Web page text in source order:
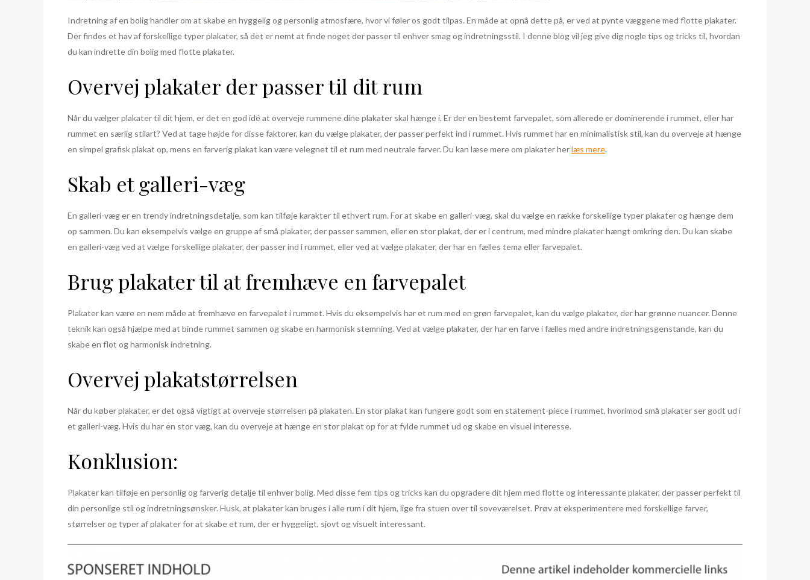
Indretning af en bolig handler om at skabe en hyggelig og personlig atmosfære, hvor vi føler os godt tilpas. En måde at opnå dette på, er ved at pynte væggene med flotte plakater.
Der findes et hav af forskellige typer plakater, så det er nemt at finde noget der passer til enhver smag og indretningsstil. I denne blog vil jeg give dig nogle tips og tricks til, hvordan
du kan indrette din bolig med flotte plakater.
Overvej plakater der passer til dit rum
Når du vælger plakater til dit hjem, er det en god idé at overveje rummene dine plakater skal hænge i. Er der en bestemt farvepalet, som allerede er dominerende i rummet, eller har
rummet en særlig stilart? Ved at tage højde for disse faktorer, kan du vælge plakater, der passer perfekt ind i rummet. Hvis rummet har en minimalistisk stil, kan du overveje at hænge
en simpel grafisk plakat op, mens en farverig plakat kan være velegnet til et rum med neutrale farver. Du kan læse mere om plakater herlæs mere.
Skab et galleri-væg
En galleri-væg er en trendy indretningsdetalje, som kan tilføje karakter til ethvert rum. For at skabe en galleri-væg, skal du vælge en række forskellige typer plakater og hænge dem
op sammen. Du kan eksempelvis vælge en gruppe af små plakater, der passer sammen, eller en stor plakat, der er i centrum, med mindre plakater hængt omkring den. Du kan skabe
en galleri-væg ved at vælge forskellige plakater, der passer ind i rummet, eller ved at vælge plakater, der har en fælles tema eller farvepalet.
Brug plakater til at fremhæve en farvepalet
Plakater kan være en nem måde at fremhæve en farvepalet i rummet. Hvis du eksempelvis har et rum med en grøn farvepalet, kan du vælge plakater, der har grønne nuancer. Denne
teknik kan også hjælpe med at binde rummet sammen og skabe en harmonisk stemning. Ved at vælge plakater, der har en farve i fælles med andre indretningsgenstande, kan du
skabe en flot og harmonisk indretning.
Overvej plakatstørrelsen
Når du køber plakater, er det også vigtigt at overveje størrelsen på plakaten. En stor plakat kan fungere godt som en statement-piece i rummet, hvorimod små plakater ser godt ud i
et galleri-væg. Hvis du har en stor væg, kan du overveje at hænge en stor plakat op for at fylde rummet ud og skabe en visuel interesse.
Konklusion:
Plakater kan tilføje en personlig og farverig detalje til enhver bolig. Med disse fem tips og tricks kan du opgradere dit hjem med flotte og interessante plakater, der passer perfekt til
din personlige stil og indretningsønsker. Husk, at plakater kan bruges i alle rum i dit hjem, lige fra stuen over til soveværelset. Prøv at eksperimentere med forskellige farver,
størrelser og typer af plakater for at skabe et rum, der er hyggeligt, sjovt og visuelt interessant.